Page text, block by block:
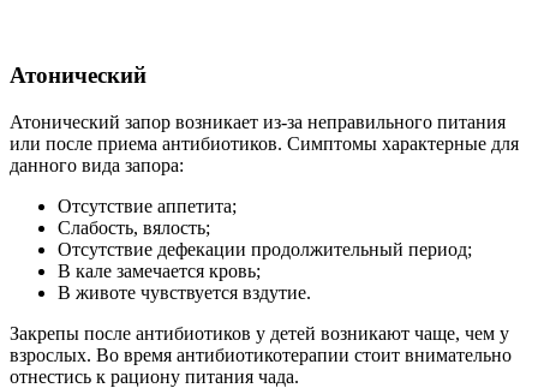
Атонический
Атонический запор возникает из-за неправильного питания
или после приема антибиотиков. Симптомы характерные для
данного вида запора:
Отсутствие аппетита;
Слабость, вялость;
Отсутствие дефекации продолжительный период;
В кале замечается кровь;
В животе чувствуется вздутие.
Закрепы после антибиотиков у детей возникают чаще, чем у
взрослых. Во время антибиотикотерапии стоит внимательно
отнестись к рациону питания чада.